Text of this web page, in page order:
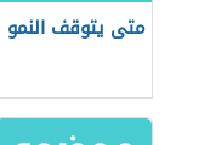
متى يتوقف النمو